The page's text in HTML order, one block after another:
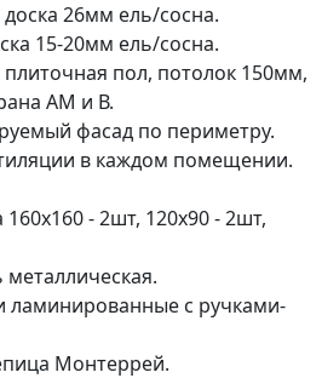
26мм ель/сосна.
15-20мм ель/сосна.
пол, потолок 150мм,
АМ и В.
фасад по периметру.
в каждом помещении.
- 2шт, 120х90 - 2шт,
с ручками-
Монтеррей.